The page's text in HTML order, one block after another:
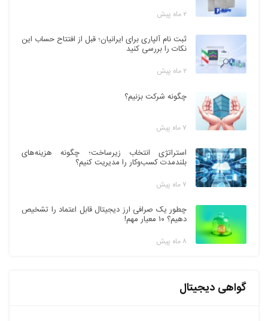
۲ ماه پیش
ثبت نام آلپاری برای ایرانیان؛ قبل از افتتاح حساب این
نکات را بررسی کنید
۲ ماه پیش
چگونه شرکت بزنیم؟
۷ ماه پیش
استراتژی انتخاب زیرساخت؛ چگونه هزینه‌های
بلندمدت کسب‌وکار را مدیریت کنیم؟
۷ ماه پیش
چطور یک صرافی ارز دیجیتال قابل اعتماد را تشخیص
دهیم؟ ۱۰ معیار مهم!
۸ ماه پیش
گواهی دیجیتال